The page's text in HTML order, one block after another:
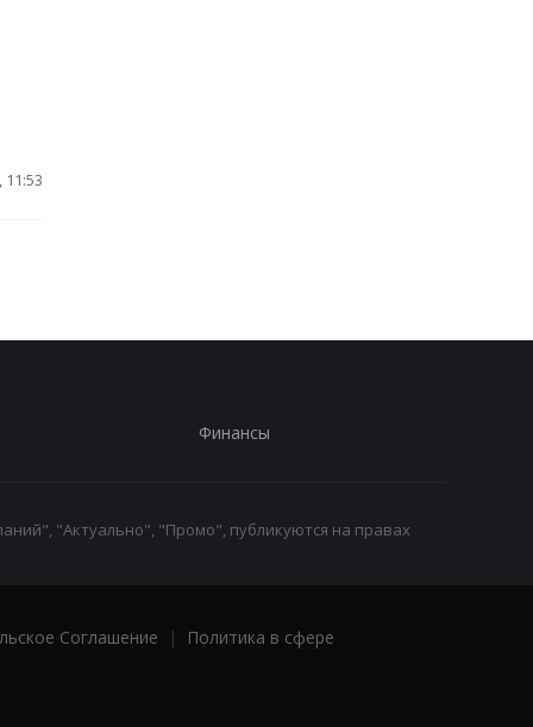
Финансы
"Актуально", "Промо", публикуются на правах
Соглашение |
Политика в сфере